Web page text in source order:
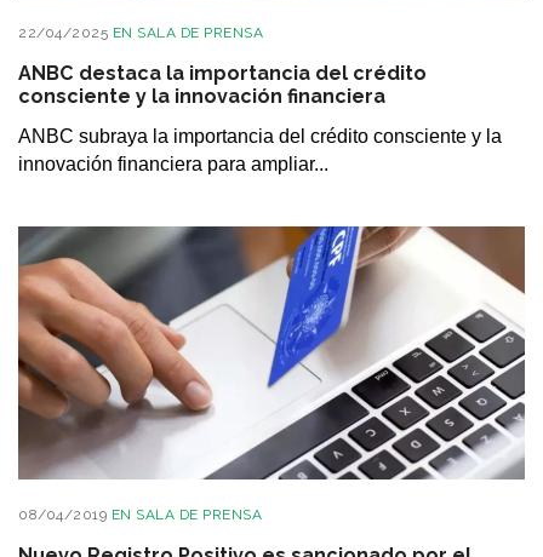
22/04/2025 EN SALA DE PRENSA
ANBC destaca la importancia del crédito
consciente y la innovación financiera
ANBC subraya la importancia del crédito consciente y la
innovación financiera para ampliar...
08/04/2019 EN SALA DE PRENSA